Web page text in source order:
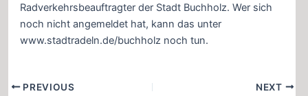
Radverkehrsbeauftragter der Stadt Buchholz. Wer sich
noch nicht angemeldet hat, kann das unter
www.stadtradeln.de/buchholz noch tun.
PostPREVIOUS NEXT